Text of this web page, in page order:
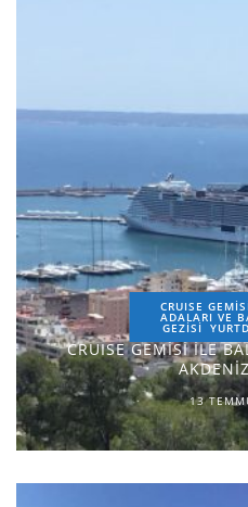
CRUISE
ADALARI VE
GEZİSİ
CRUISE GEMİSİ İLE
13